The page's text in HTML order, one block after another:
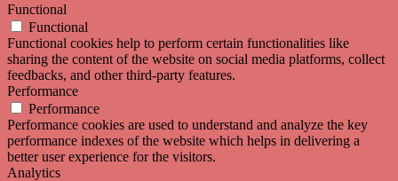
Functional
Functional
Functional cookies help to perform certain functionalities like
sharing the content of the website on social media platforms, collect
feedbacks, and other third-party features.
Performance
Performance
Performance cookies are used to understand and analyze the key
performance indexes of the website which helps in delivering a
better user experience for the visitors.
Analytics